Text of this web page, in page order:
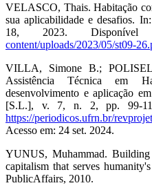
VELASCO, Thais. Habitação
sua aplicabilidade e desafios.
18, 2023.
content/uploads/2023/05/st09-
VILLA, Simone B.;
Assistência Técnica em
desenvolvimento e aplicação
[S.L.], v. 7, n. 2, pp. 99-
https://periodicos.ufrn.br/
Acesso em: 24 set. 2024.
YUNUS, Muhammad.
capitalism that serves
PublicAffairs, 2010.